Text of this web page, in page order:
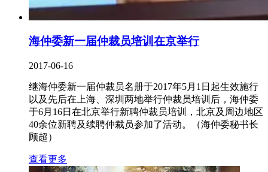
海仲委新一届仲裁员培训在京举行
2017-06-16
继海仲委新一届仲裁员名册于2017年5月1日起生效施行
以及先后在上海、深圳两地举行仲裁员培训后，海仲委
于6月16日在北京举行新聘仲裁员培训，北京及周边地区
40余位新聘及续聘仲裁员参加了活动。（海仲委秘书长
顾超）
查看更多